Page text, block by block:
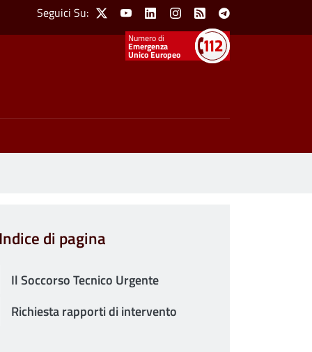
Social Menu
Seguici Su: X YoutubeLinkedinInstagram
Feed Telegram
Emergenza
Unico Europeo
Indice di pagina
Il Soccorso Tecnico Urgente
Richiesta rapporti di intervento